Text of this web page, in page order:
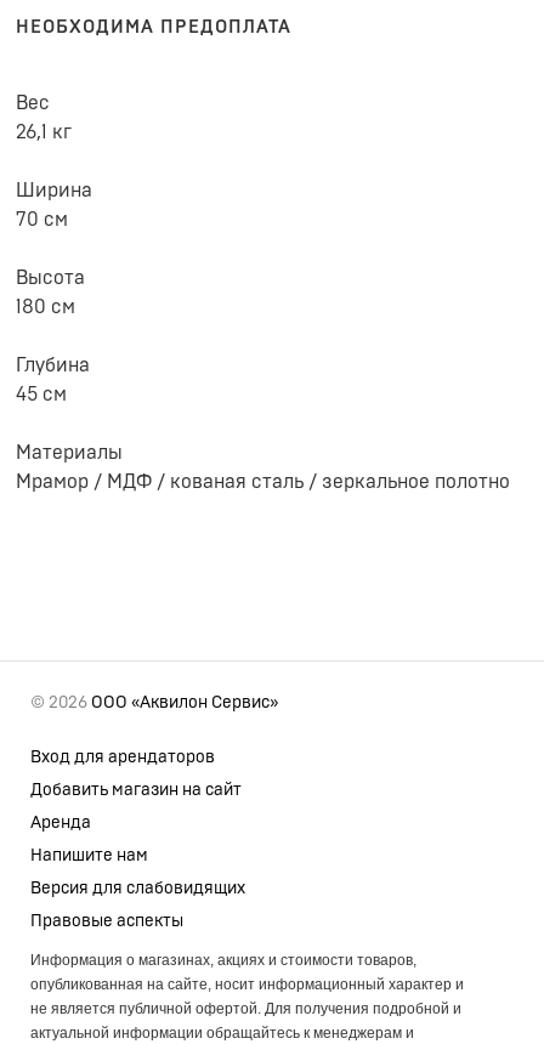
НЕОБХОДИМА ПРЕДОПЛАТА
Вес
26,1 кг
Ширина
70 см
Высота
180 см
Глубина
45 см
Материалы
Мрамор / МДФ / кованая сталь / зеркальное полотно
© 2026 ООО «Аквилон Сервис»
Вход для арендаторов
Добавить магазин на сайт
Аренда
Напишите нам
Версия для слабовидящих
Правовые аспекты
Информация о магазинах, акциях и стоимости товаров,
опубликованная на сайте, носит информационный характер и
не является публичной офертой. Для получения подробной и
актуальной информации обращайтесь к менеджерам и